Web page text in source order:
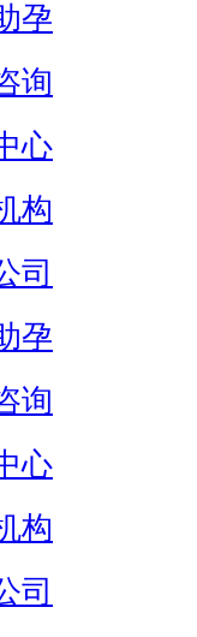
孕
询
心
构
司
孕
询
心
构
司